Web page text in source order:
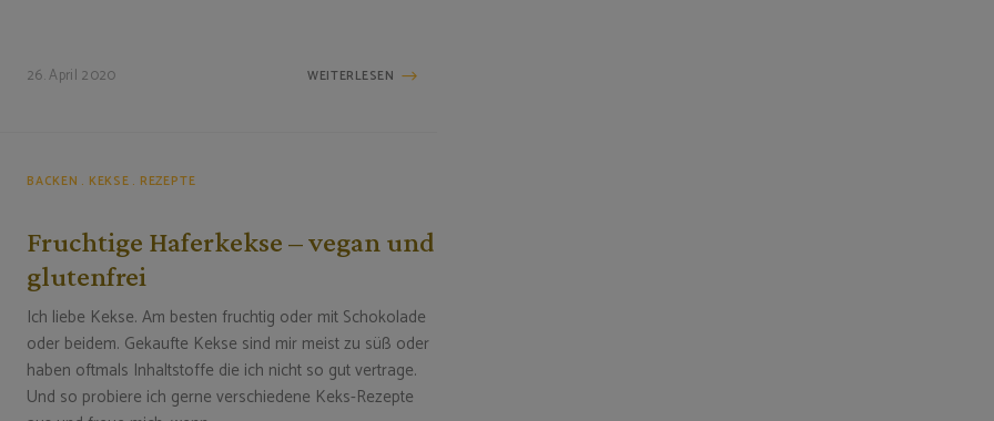
26. April 2020 WEITERLESEN
BACKEN KEKSE REZEPTE
Fruchtige Haferkekse – vegan und
glutenfrei
Ich liebe Kekse. Am besten fruchtig oder mit Schokolade
oder beidem. Gekaufte Kekse sind mir meist zu süß oder
haben oftmals Inhaltstoffe die ich nicht so gut vertrage.
Und so probiere ich gerne verschiedene Keks-Rezepte